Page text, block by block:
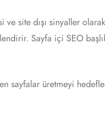
site dışı sinyaller
Sayfa içi SEO
sayfalar üretmeyi